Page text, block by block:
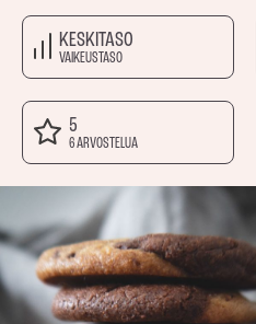
KESKITASO
VAIKEUSTASO
5
6 ARVOSTELUA